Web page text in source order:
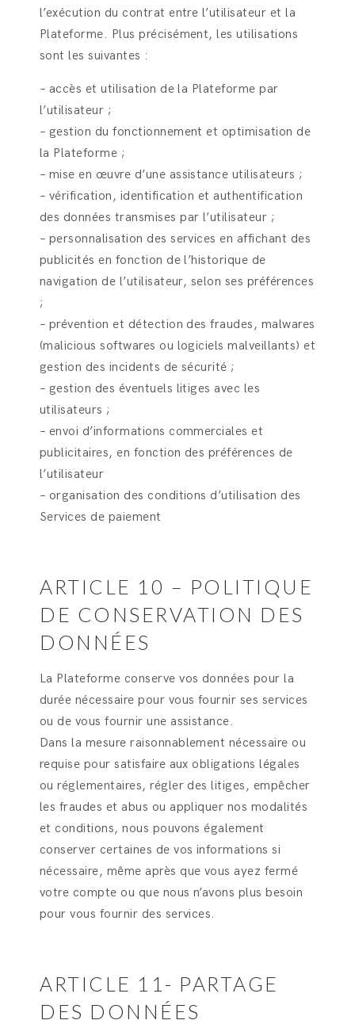
l’exécution du contrat entre l’utilisateur et la
Plateforme. Plus précisément, les utilisations
sont les suivantes :
– accès et utilisation de la Plateforme par
l’utilisateur ;
– gestion du fonctionnement et optimisation de
la Plateforme ;
– mise en œuvre d’une assistance utilisateurs ;
– vérification, identification et authentification
des données transmises par l’utilisateur ;
– personnalisation des services en affichant des
publicités en fonction de l’historique de
navigation de l’utilisateur, selon ses préférences
;
– prévention et détection des fraudes, malwares
(malicious softwares ou logiciels malveillants) et
gestion des incidents de sécurité ;
– gestion des éventuels litiges avec les
utilisateurs ;
– envoi d’informations commerciales et
publicitaires, en fonction des préférences de
l’utilisateur
– organisation des conditions d’utilisation des
Services de paiement
ARTICLE 10 – POLITIQUE
DE CONSERVATION DES
DONNÉES
La Plateforme conserve vos données pour la
durée nécessaire pour vous fournir ses services
ou de vous fournir une assistance.
Dans la mesure raisonnablement nécessaire ou
requise pour satisfaire aux obligations légales
ou réglementaires, régler des litiges, empêcher
les fraudes et abus ou appliquer nos modalités
et conditions, nous pouvons également
conserver certaines de vos informations si
nécessaire, même après que vous ayez fermé
votre compte ou que nous n’avons plus besoin
pour vous fournir des services.
ARTICLE 11- PARTAGE
DES DONNÉES